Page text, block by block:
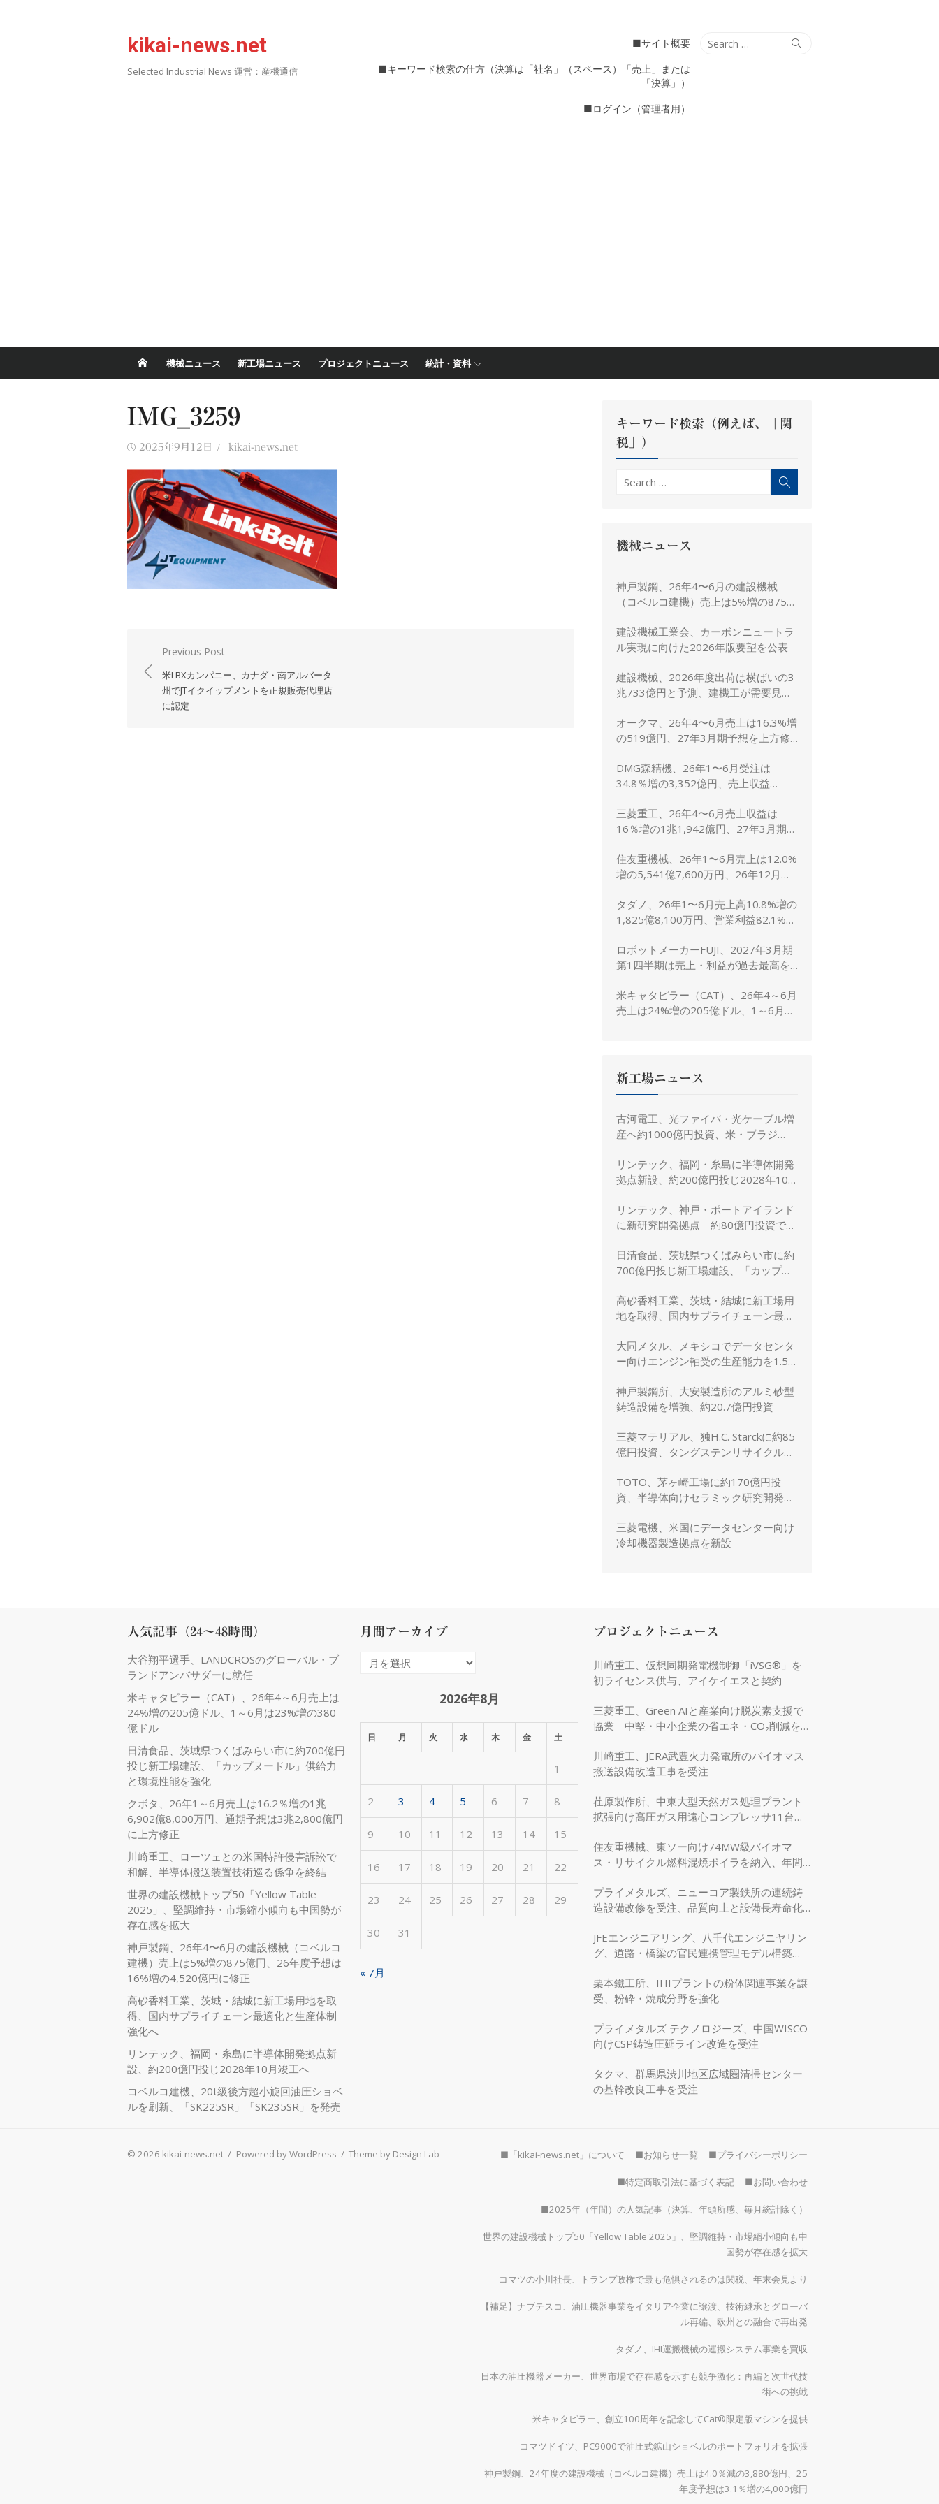
kikai-news.net
Selected Industrial News 運営：産機通信
Search
Search
■サイト概要
■キーワード検索の仕方（決算は「社名」（スペース）「売上」または
「決算」）
■ログイン（管理者用）
機械ニュース 新工場ニュース プロジェクトニュース 統計・資料
IMG_3259
Posted
2025年9月12日 Author
kikai-news.net
稿
Previous Post
米LBXカンパニー、カナダ・南アルバータ
州でJTイクイップメントを正規販売代理店
に認定
キーワード検索（例えば、「関
税」）
Search
機械ニュース
神戸製鋼、26年4〜6月の建設機械
（コベルコ建機）売上は5%増の875億
に修正
建設機械工業会、カーボンニュートラ
ル実現に向けた2026年版要望を公表
建設機械、2026年度出荷は横ばいの3
兆733億円と予測、建機工が需要見通
オークマ、26年4〜6月売上は16.3%増
の519億円、27年3月期予想を上方修
DMG森精機、26年1〜6月受注は
34.8％増の3,352億円、売上収益
三菱重工、26年4〜6月売上収益は
16％増の1兆1,942億円、27年3月期予
住友重機械、26年1〜6月売上は12.0%
増の5,541億7,600万円、26年12月期
修正
タダノ、26年1〜6月売上高10.8%増の
1,825億8,100万円、営業利益82.1%増
置き
ロボットメーカーFUJI、2027年3月期
第1四半期は売上・利益が過去最高を
米キャタピラー（CAT）、26年4～6月
売上は24%増の205億ドル、1～6月は
新工場ニュース
古河電工、光ファイバ・光ケーブル増
産へ約1000億円投資、米・ブラジ
リンテック、福岡・糸島に半導体開発
拠点新設、約200億円投じ2028年10
リンテック、神戸・ポートアイランド
に新研究開発拠点 約80億円投資で新
日清食品、茨城県つくばみらい市に約
700億円投じ新工場建設、「カップヌ
高砂香料工業、茨城・結城に新工場用
地を取得、国内サプライチェーン最適
大同メタル、メキシコでデータセンタ
ー向けエンジン軸受の生産能力を1.5
神戸製鋼所、大安製造所のアルミ砂型
鋳造設備を増強、約20.7億円投資
三菱マテリアル、独H.C. Starckに約85
億円投資、タングステンリサイクル能
TOTO、茅ヶ崎工場に約170億円投
資、半導体向けセラミック研究開発棟
三菱電機、米国にデータセンター向け
冷却機器製造拠点を新設
人気記事（24～48時間）
大谷翔平選手、LANDCROSのグローバル・ブ
ランドアンバサダーに就任
米キャタピラー（CAT）、26年4～6月売上は
24%増の205億ドル、1～6月は23%増の380
億ドル
日清食品、茨城県つくばみらい市に約700億円
投じ新工場建設、「カップヌードル」供給力
と環境性能を強化
クボタ、26年1～6月売上は16.2％増の1兆
6,902億8,000万円、通期予想は3兆2,800億円
に上方修正
川崎重工、ローツェとの米国特許侵害訴訟で
和解、半導体搬送装置技術巡る係争を終結
世界の建設機械トップ50「Yellow Table
2025」、堅調維持・市場縮小傾向も中国勢が
存在感を拡大
神戸製鋼、26年4〜6月の建設機械（コベルコ
建機）売上は5%増の875億円、26年度予想は
16%増の4,520億円に修正
高砂香料工業、茨城・結城に新工場用地を取
得、国内サプライチェーン最適化と生産体制
強化へ
リンテック、福岡・糸島に半導体開発拠点新
設、約200億円投じ2028年10月竣工へ
コベルコ建機、20t級後方超小旋回油圧ショベ
ルを刷新、「SK225SR」「SK235SR」を発売
月間アーカイブ
カ
イ
2026年8月
日 月 火 水 木 金 土
1
2 3 4 5 6 7 8
9 10 11 12 13 14 15
16 17 18 19 20 21 22
23 24 25 26 27 28 29
30 31
« 7月
プロジェクトニュース
川崎重工、仮想同期発電機制御「iVSG®」を
初ライセンス供与、アイケイエスと契約
三菱重工、Green AIと産業向け脱炭素支援で
協業 中堅・中小企業の省エネ・CO₂削減を強
川崎重工、JERA武豊火力発電所のバイオマス
搬送設備改造工事を受注
荏原製作所、中東大型天然ガス処理プラント
拡張向け高圧ガス用遠心コンプレッサ11台を
住友重機械、東ソー向け74MW級バイオマ
ス・リサイクル燃料混焼ボイラを納入、年間
プライメタルズ、ニューコア製鉄所の連続鋳
造設備改修を受注、品質向上と設備長寿命化
JFEエンジニアリング、八千代エンジニヤリン
グ、道路・橋梁の官民連携管理モデル構築
栗本鐵工所、IHIプラントの粉体関連事業を譲
受、粉砕・焼成分野を強化
プライメタルズ テクノロジーズ、中国WISCO
向けCSP鋳造圧延ライン改造を受注
タクマ、群馬県渋川地区広域圏清掃センター
の基幹改良工事を受注
© 2026 kikai-news.net / Powered by WordPress / Theme by Design Lab ■「kikai-news.net」について ■お知らせ一覧 ■プライバシーポリシー
■特定商取引法に基づく表記 ■お問い合わせ
■2025年（年間）の人気記事（決算、年頭所感、毎月統計除く）
世界の建設機械トップ50「Yellow Table 2025」、堅調維持・市場縮小傾向も中
国勢が存在感を拡大
コマツの小川社長、トランプ政権で最も危惧されるのは関税、年末会見より
【補足】ナブテスコ、油圧機器事業をイタリア企業に譲渡、技術継承とグローバ
ル再編、欧州との融合で再出発
タダノ、IHI運搬機械の運搬システム事業を買収
日本の油圧機器メーカー、世界市場で存在感を示すも競争激化：再編と次世代技
術への挑戦
米キャタピラー、創立100周年を記念してCat®限定版マシンを提供
コマツドイツ、PC9000で油圧式鉱山ショベルのポートフォリオを拡張
神戸製鋼、24年度の建設機械（コベルコ建機）売上は4.0％減の3,880億円、25
年度予想は3.1％増の4,000億円